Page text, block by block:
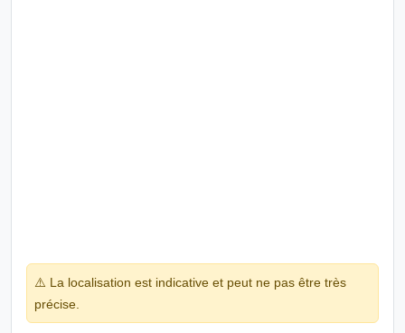
⚠️ La localisation est indicative et peut ne pas être très
précise.